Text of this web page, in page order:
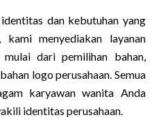
dan kebutuhan yang
menyediakan layanan
dari pemilihan bahan,
logo perusahaan. Semua
karyawan wanita Anda
identitas perusahaan.